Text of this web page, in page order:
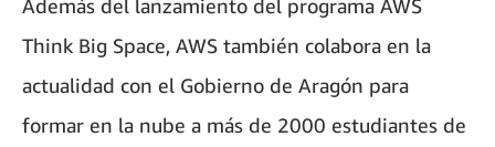
Además del lanzamiento del programa AWS
Think Big Space, AWS también colabora en la
actualidad con el Gobierno de Aragón para
formar en la nube a más de 2000 estudiantes de